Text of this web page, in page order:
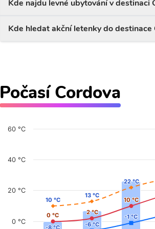
Kde najdu levné ubytování v destinaci
Kde hledat akční letenky do destinace
Počasí Cordova
0 °C
0 °C 2 °C
2 °C
10 °C
10 °C
10 °C
10 °C
13 °C
13 °C
22 °C
22 °C
-8 °C
-8 °C -6 °C
-6 °C
-1 °C
-1 °C
0 °C
20 °C
40 °C
60 °C